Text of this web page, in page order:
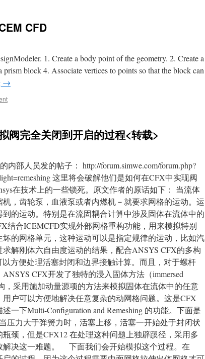
CFD
1. Create a body point of the geometry. 2. Create a
block 4. Associate vertices to points so that the block can
→
完全关闭到开启的过程<转载>
部人员发的帖子： http://forum.simwe.com/forum.php?
这里将会破解他们是如何在CFX中实现阀
在技术上的一些锁死。原文作者的原话如下： 当流体
，齿轮泵，血液泵或者内燃机－就要求网格的运动。运
的运动。特别是在流固耦合计算中涉及固体在流体中的
结合ICEMCFD实现外部网格重构功能，用来模拟特别
的网格单元，这种运动可以是指定规律的运动，比如汽
解刚体六自由度运动的结果，配合ANSYS CFX的多构
以方便处理活塞封闭和边界接触计算。而且，对于螺杆
CFX开发了独特的浸入固体方法（immersed
，采用施加动量源项的方法来模拟固体在流体中的任意
户可以方便地解决任意复杂的动网格问题。这是CFX
一下Multi-Configuration and Remeshing 的功能。下面是
压力大于弹簧力时，活塞上移，活塞一开始处于封闭状
颈，但是CFX12 在处理这种问题上独辟蹊径，采用多
解决这一难题。 下面我们会开始模拟这个过程。在